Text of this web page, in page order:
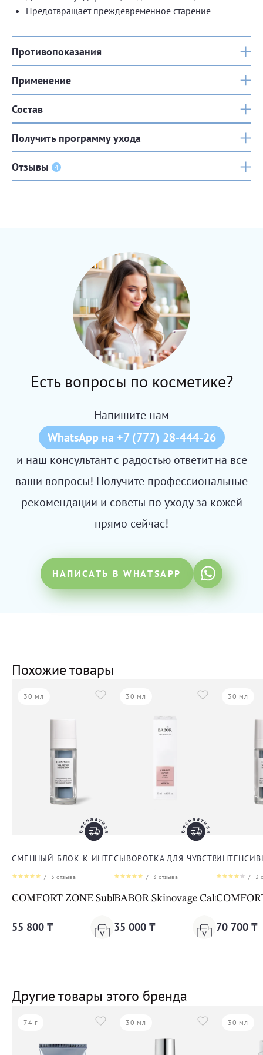
Предотвращает преждевременное старение
Противопоказания
Применение
Состав
Получить программу ухода
Отзывы 4
Есть вопросы по косметике?
Напишите нам
WhatsApp на +7 (777) 28-444-26
и наш консультант с радостью ответит на все
ваши вопросы! Получите профессиональные
рекомендации и советы по уходу за кожей
прямо сейчас!
НАПИСАТЬ В WHATSAPP
Похожие товары
30 мл
СМЕННЫЙ БЛОК К ИНТЕНСИВНОЙ ЛИФТИНГ-СЫВОРОТКЕ
/ 3 отзыва
COMFORT ZONE Sublime Skin Intensive Serum Refill
55 800 ₸
30 мл
СЫВОРОТКА ДЛЯ
/ 3 отзыва
BABOR Skinovage Calming
35 000 ₸
30 мл
/ 3
70 700 ₸
Другие товары этого бренда
74 г 30 мл 30 мл